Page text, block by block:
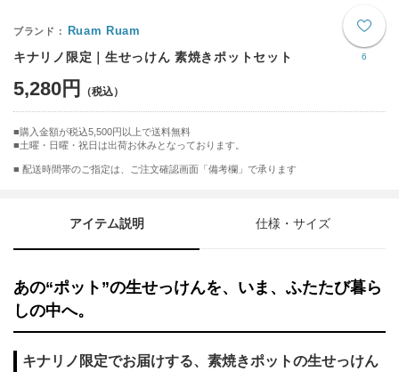
6
Ruam Ruam
キナリノ限定｜生せっけん 素焼きポットセット
5,280円
購入金額が税込5,500円以上で送料無料
土曜・日曜・祝日は出荷お休みとなっております。
■ 配送時間帯のご指定は、ご注文確認画面「備考欄」で承ります
アイテム説明 仕様・サイズ
あの“ポット”の生せっけんを、いま、ふたたび暮ら
しの中へ。
キナリノ限定でお届けする、素焼きポットの生せっけん